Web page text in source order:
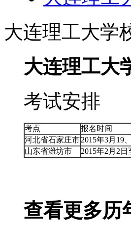
大连理工大学
大连理工大
考试安排
考点 报名时间
河北省石家庄市2015年3月19
山东省潍坊市
2015年2月2日
查看更多历